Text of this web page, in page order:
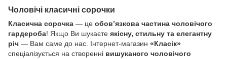
Чоловічі класичні сорочки
Класична сорочка — це обов’язкова частина чоловічого
гардероба! Якщо Ви шукаєте якісну, стильну та елегантну
річ — Вам саме до нас. Інтернет-магазин «Класік»
спеціалізується на створенні вишуканого чоловічого